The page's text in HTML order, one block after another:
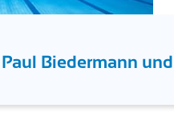
Biedermann